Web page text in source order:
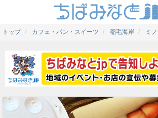
トップ カフェ・パン・スイーツ 稲毛海岸 ミ